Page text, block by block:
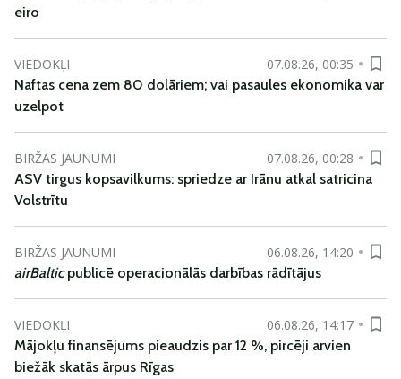
eiro
VIEDOKĻI
07.08.26, 00:35
Naftas cena zem 80 dolāriem; vai pasaules ekonomika var
uzelpot
BIRŽAS JAUNUMI
07.08.26, 00:28
ASV tirgus kopsavilkums: spriedze ar Irānu atkal satricina
Volstrītu
BIRŽAS JAUNUMI
06.08.26, 14:20
airBalticpublicē operacionālās darbības rādītājus
VIEDOKĻI
06.08.26, 14:17
Mājokļu finansējums pieaudzis par 12 %, pircēji arvien
biežāk skatās ārpus Rīgas